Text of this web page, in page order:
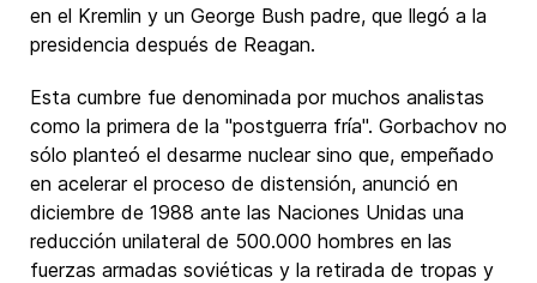
en el Kremlin y un George Bush padre, que llegó a la
presidencia después de Reagan.
Esta cumbre fue denominada por muchos analistas
como la primera de la "postguerra fría". Gorbachov no
sólo planteó el desarme nuclear sino que, empeñado
en acelerar el proceso de distensión, anunció en
diciembre de 1988 ante las Naciones Unidas una
reducción unilateral de 500.000 hombres en las
fuerzas armadas soviéticas y la retirada de tropas y